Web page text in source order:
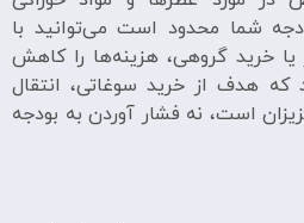
شما محدود است می‌توانید با
خرید گروهی، هزینه‌ها را کاهش
که هدف از خرید سوغاتی، انتقال
است، نه فشار آوردن به بودجه